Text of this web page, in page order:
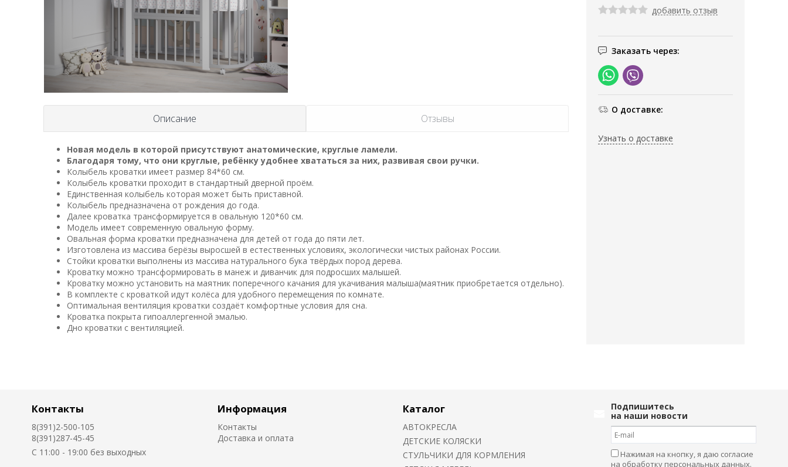
добавить отзыв
Заказать через:
О доставке:
Узнать о доставке
Описание Отзывы
Новая модель в которой присутствуют анатомические, круглые ламели.
Благодаря тому, что они круглые, ребёнку удобнее хвататься за них, развивая свои ручки.
Колыбель кроватки имеет размер 84*60 см.
Колыбель кроватки проходит в стандартный дверной проём.
Единственная колыбель которая может быть приставной.
Колыбель предназначена от рождения до года.
Далее кроватка трансформируется в овальную 120*60 см.
Модель имеет современную овальную форму.
Овальная форма кроватки предназначена для детей от года до пяти лет.
Изготовлена из массива берёзы выросшей в естественных условиях, экологически чистых районах России.
Стойки кроватки выполнены из массива натурального бука твёрдых пород дерева.
Кроватку можно трансформировать в манеж и диванчик для подросших малышей.
Кроватку можно установить на маятник поперечного качания для укачивания малыша(маятник приобретается отдельно).
В комплекте с кроваткой идут колёса для удобного перемещения по комнате.
Оптимальная вентиляция кроватки создаёт комфортные условия для сна.
Кроватка покрыта гипоаллергенной эмалью.
Дно кроватки с вентиляцией.
Контакты
8(391)2-500-105
8(391)287-45-45
C 11:00 - 19:00 без выходных
Информация
Контакты
Доставка и оплата
Каталог
АВТОКРЕСЛА
ДЕТСКИЕ КОЛЯСКИ
CТУЛЬЧИКИ ДЛЯ КОРМЛЕНИЯ
Подпишитесь
на наши новости
Нажимая на кнопку, я даю согласие
на обработку персональных данных.